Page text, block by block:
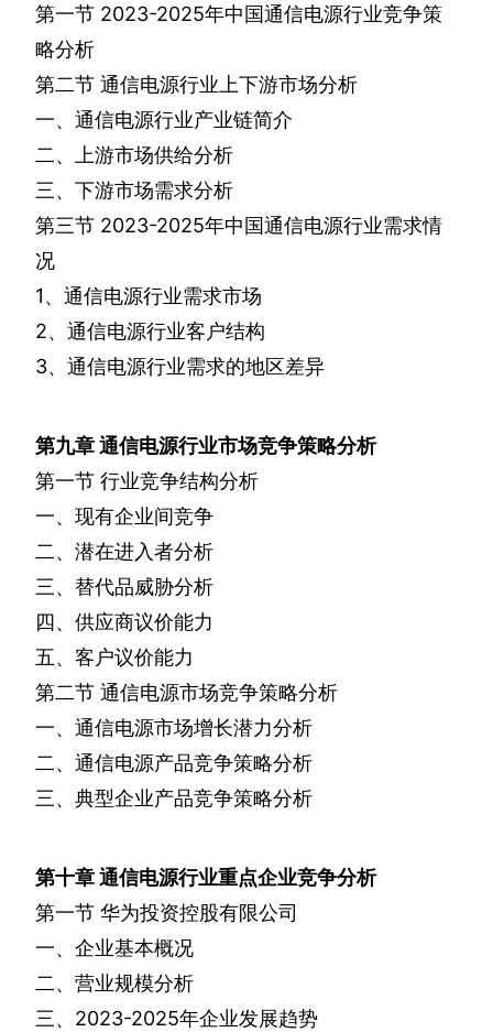
第一节 2023-2025年中国通信电源行业竞争策
略分析
第二节 通信电源行业上下游市场分析
一、通信电源行业产业链简介
二、上游市场供给分析
三、下游市场需求分析
第三节 2023-2025年中国通信电源行业需求情
况
1、通信电源行业需求市场
2、通信电源行业客户结构
3、通信电源行业需求的地区差异
第九章通信电源行业市场竞争策略分析
第一节 行业竞争结构分析
一、现有企业间竞争
二、潜在进入者分析
三、替代品威胁分析
四、供应商议价能力
五、客户议价能力
第二节 通信电源市场竞争策略分析
一、通信电源市场增长潜力分析
二、通信电源产品竞争策略分析
三、典型企业产品竞争策略分析
第十章通信电源行业重点企业竞争分析
第一节 华为投资控股有限公司
一、企业基本概况
二、营业规模分析
三、 2023-2025年企业发展趋势